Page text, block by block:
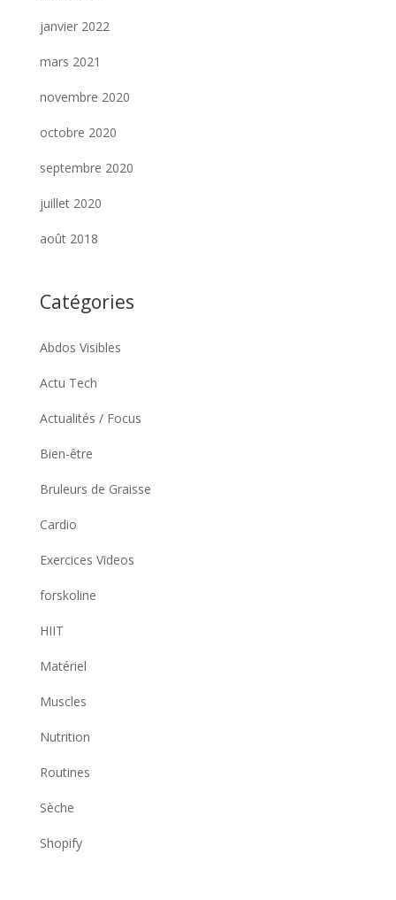
janvier 2022
mars 2021
novembre 2020
octobre 2020
septembre 2020
juillet 2020
août 2018
Catégories
Abdos Visibles
Actu Tech
Actualités / Focus
Bien-être
Bruleurs de Graisse
Cardio
Exercices Videos
forskoline
HIIT
Matériel
Muscles
Nutrition
Routines
Sèche
Shopify